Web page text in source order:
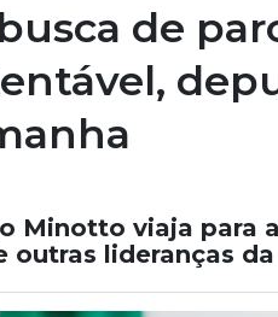
de
Minotto viaja para
outras lideranças